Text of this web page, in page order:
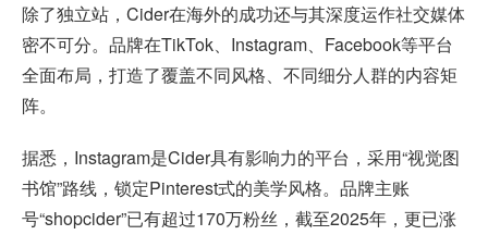
除了独立站，Cider在海外的成功还与其深度运作社交媒体
密不可分。品牌在TikTok、Instagram、Facebook等平台
全面布局，打造了覆盖不同风格、不同细分人群的内容矩
阵。
据悉，Instagram是Cider具有影响力的平台，采用“视觉图
书馆”路线，锁定Pinterest式的美学风格。品牌主账
号“shopcider”已有超过170万粉丝，截至2025年，更已涨